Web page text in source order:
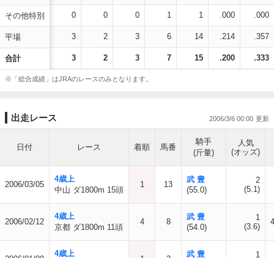
その他特別
平場
合計
0 0 0 1 1 .000 .000
3 2 3 6 14 .214 .357
3 2 3 7 15 .200 .333
※「総合成績」はJRAのレースのみとなります。
出走レース 2006/3/6 00:00
日付 レース 着順 馬番
騎手
(斤量)
人気
(オッズ)
2006/03/05
4歳上
中山 ダ1800m 15頭
1 13
武 豊
(55.0)
2
(5.1)
2006/02/12
4歳上
京都 ダ1800m 11頭
4 8
武 豊
(54.0)
1
(3.6)
4歳上
武 豊
1